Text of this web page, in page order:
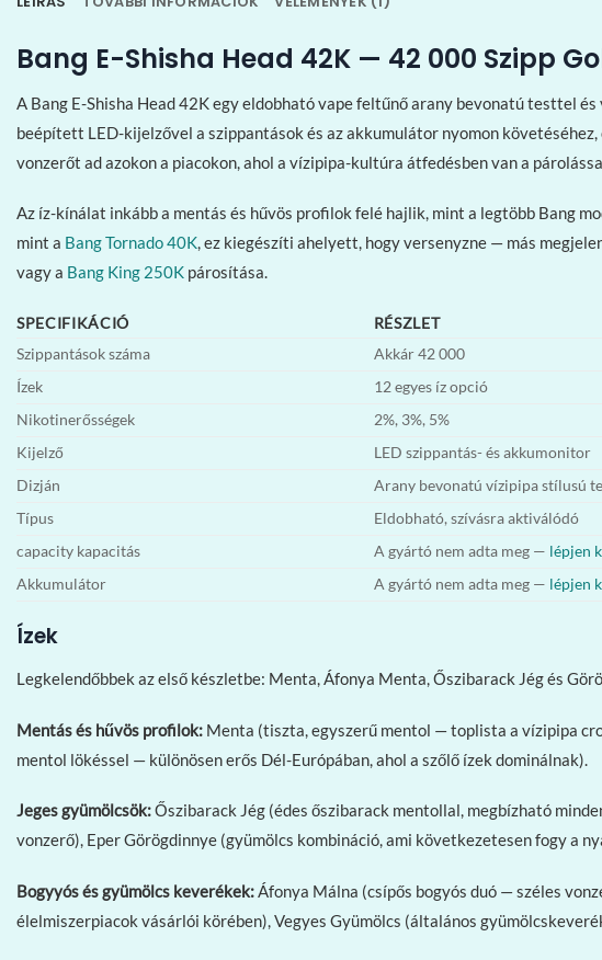
Bang E-Shisha Head 42K — 42 000 Szipp
A Bang E-Shisha Head 42K egy eldobható vape feltűnő arany bevonatú testtel
beépített LED-kijelzővel a szippantások és az akkumulátor nyomon
vonzerőt ad azokon a piacokon, ahol a vízipipa-kultúra átfedésben van a
Az íz-kínálat inkább a mentás és hűvös profilok felé hajlik, mint a legtöbb Bang
mint a Bang Tornado 40K, ez kiegészíti ahelyett, hogy versenyzne — más
vagy a Bang King 250K párosítása.
SPECIFIKÁCIÓ
RÉSZLET
Szippantások száma
Akkár 42 000
Ízek
12 egyes íz opció
Nikotinerősségek
2%, 3%, 5%
Kijelző
LED szippantás- és akkumonitor
Dizján
Arany bevonatú vízipipa stílusú
Típus
Eldobható, szívásra aktiválódó
capacity kapacitás
A gyártó nem adta meg — lépjen
Akkumulátor
A gyártó nem adta meg — lépjen
Ízek
Legkelendőbbek az első készletbe: Menta, Áfonya Menta, Őszibarack Jég és
Mentás és hűvös profilok: Menta (tiszta, egyszerű mentol — toplista a vízipipa
mentol lökéssel — különösen erős Dél-Európában, ahol a szőlő ízek dominálnak).
Jeges gyümölcsök:Őszibarack Jég (édes őszibarack mentollal, megbízható
vonzerő), Eper Görögdinnye (gyümölcs kombináció, ami következetesen fogy a
Bogyyós és gyümölcs keverékek:Áfonya Málna (csípős bogyós duó — széles
élelmiszerpiacok vásárlói körében), Vegyes Gyümölcs (általános